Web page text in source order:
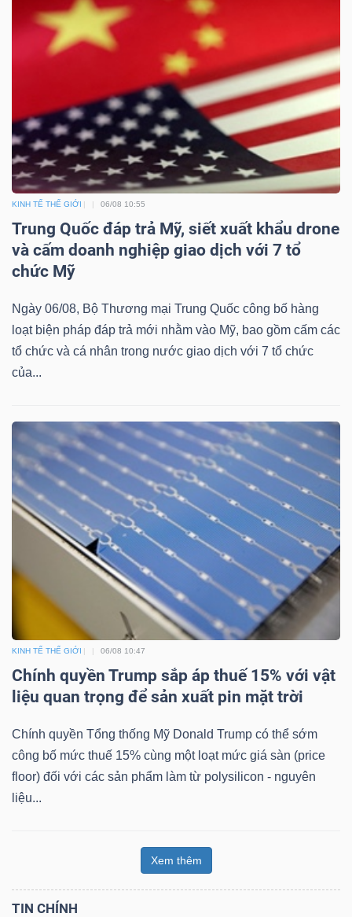
KINH TẾ THẾ GIỚI 06/08 10:55
Trung Quốc đáp trả Mỹ, siết xuất khẩu drone
và cấm doanh nghiệp giao dịch với 7 tổ
chức Mỹ
Ngày 06/08, Bộ Thương mại Trung Quốc công bố hàng
loạt biện pháp đáp trả mới nhằm vào Mỹ, bao gồm cấm các
tổ chức và cá nhân trong nước giao dịch với 7 tổ chức
của...
KINH TẾ THẾ GIỚI 06/08 10:47
Chính quyền Trump sắp áp thuế 15% với vật
liệu quan trọng để sản xuất pin mặt trời
Chính quyền Tổng thống Mỹ Donald Trump có thể sớm
công bố mức thuế 15% cùng một loạt mức giá sàn (price
floor) đối với các sản phẩm làm từ polysilicon - nguyên
liệu...
Xem thêm
TIN CHÍNH